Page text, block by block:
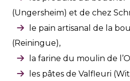
(Ungersheim) et de chez
le pain artisanal de la
(Reiningue),
la farine du moulin de
les pâtes de Valfleuri